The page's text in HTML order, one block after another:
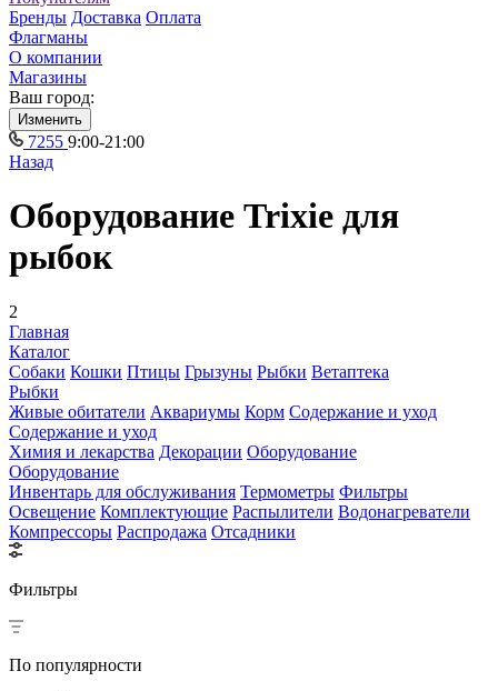
Бренды Доставка Оплата
Флагманы
О компании
Магазины
Ваш город:
Изменить
7255 9:00-21:00
Назад
Оборудование Trixie для
рыбок
2
Главная
Каталог
Собаки Кошки Птицы Грызуны Рыбки Ветаптека
Рыбки
Живые обитатели Аквариумы Корм Содержание и уход
Содержание и уход
Химия и лекарства Декорации Оборудование
Оборудование
Инвентарь для обслуживания Термометры Фильтры
Освещение Комплектующие Распылители Водонагреватели
Компрессоры Распродажа Отсадники
Фильтры
По популярности